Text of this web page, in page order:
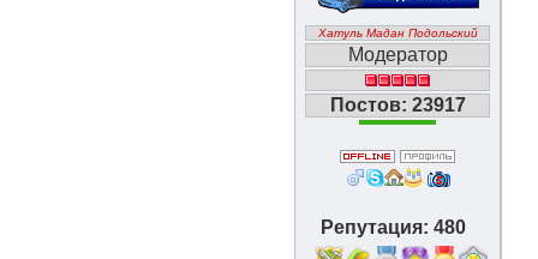
Хатуль Мадан Подольский
Модератор
Постов: 23917
Репутация: 480